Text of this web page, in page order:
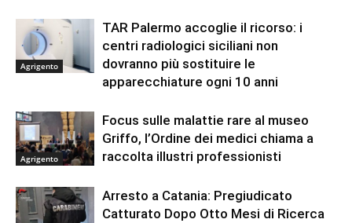
Agrigento
TAR Palermo accoglie il ricorso: i
centri radiologici siciliani non
dovranno più sostituire le
apparecchiature ogni 10 anni
Agrigento
Focus sulle malattie rare al museo
Griffo, l’Ordine dei medici chiama a
raccolta illustri professionisti
Arresto a Catania: Pregiudicato
Catturato Dopo Otto Mesi di Ricerca